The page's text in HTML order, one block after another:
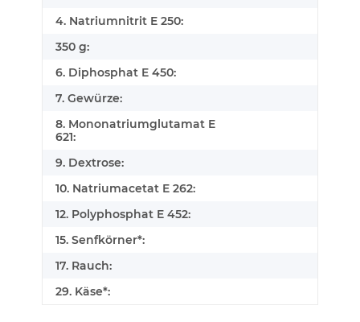
4. Natriumnitrit E 250:
350 g:
6. Diphosphat E 450:
7. Gewürze:
8. Mononatriumglutamat E
621:
9. Dextrose:
10. Natriumacetat E 262:
12. Polyphosphat E 452:
15. Senfkörner*:
17. Rauch:
29. Käse*: